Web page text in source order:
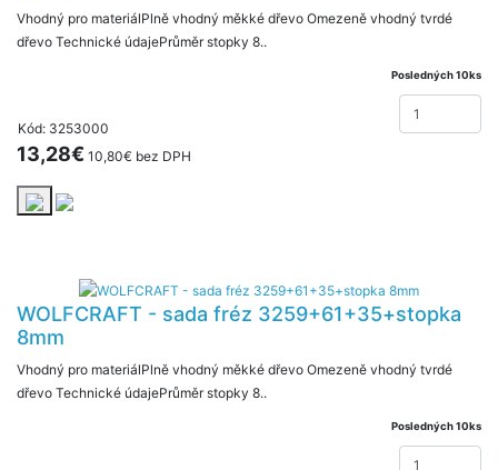
Vhodný pro materiálPlně vhodný měkké dřevo Omezeně vhodný tvrdé
dřevo Technické údajePrůměr stopky 8..
Kód: 3253000
Posledných 10ks
13,28€ 10,80€ bez DPH
WOLFCRAFT - sada fréz 3259+61+35+stopka
8mm
Vhodný pro materiálPlně vhodný měkké dřevo Omezeně vhodný tvrdé
dřevo Technické údajePrůměr stopky 8..
Posledných 10ks